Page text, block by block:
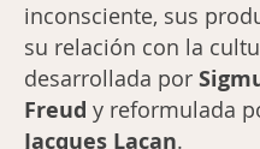
inconsciente, sus
su relación con la
desarrollada por
Freud y reformulada
Jacques Lacan.